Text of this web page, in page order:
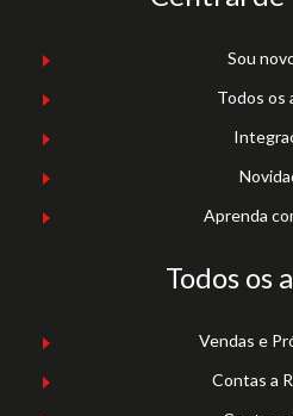
Sou
Todos os
Aprenda
Todos os
Vendas e
Contas a